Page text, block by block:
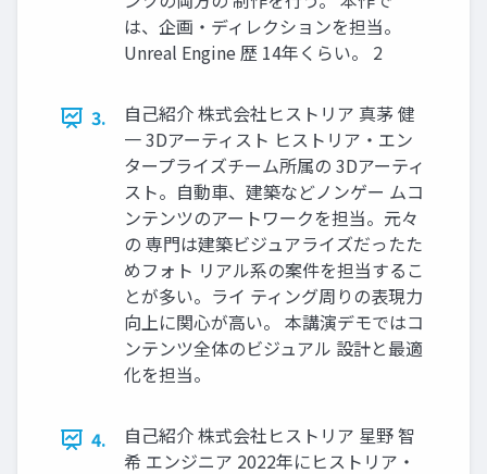
は、企画・ディレクションを担当。
Unreal Engine 歴 14年くらい。 2
3.
自己紹介 株式会社ヒストリア 真茅 健
一 3Dアーティスト ヒストリア・エン
タープライズチーム所属の 3Dアーティ
スト。自動車、建築などノンゲー ムコ
ンテンツのアートワークを担当。元々
の 専門は建築ビジュアライズだったた
めフォト リアル系の案件を担当するこ
とが多い。ライ ティング周りの表現力
向上に関心が高い。 本講演デモではコ
ンテンツ全体のビジュアル 設計と最適
化を担当。
4.
自己紹介 株式会社ヒストリア 星野 智
希 エンジニア 2022年にヒストリア・